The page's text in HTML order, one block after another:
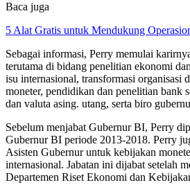
Baca juga
5 Alat Gratis untuk Mendukung
Sebagai informasi, Perry memulai
terutama di bidang penelitian ekonomi
isu internasional, transformasi organisasi
moneter, pendidikan dan penelitian bank
dan valuta asing. utang, serta biro
Sebelum menjabat Gubernur BI, Perry
Gubernur BI periode 2013-2018. Perry
Asisten Gubernur untuk kebijakan
internasional. Jabatan ini dijabat setelah
Departemen Riset Ekonomi dan